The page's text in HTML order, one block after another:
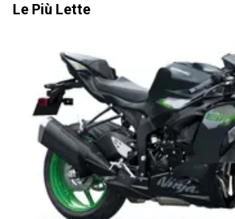
Le Più Lette